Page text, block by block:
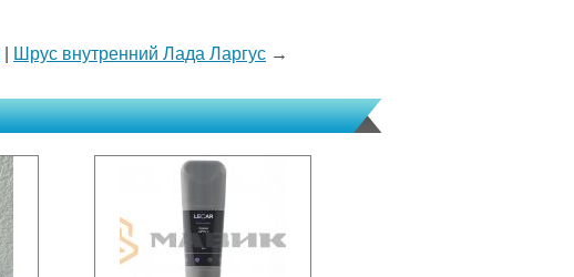
Шрус внутренний Лада Ларгус →